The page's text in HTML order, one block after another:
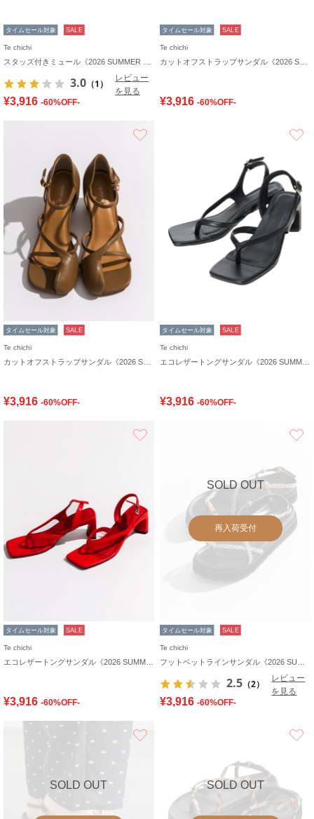
タイムセール対象 SALE
Te chichi
3.0 （1）
レビュー
を見る
¥3,916 -60%OFF-
タイムセール対象 SALE
Te chichi
¥3,916 -60%OFF-
タイムセール対象 SALE
Te chichi
¥3,916 -60%OFF-
タイムセール対象 SALE
Te chichi
¥3,916 -60%OFF-
タイムセール対象 SALE
Te chichi
¥3,916 -60%OFF-
SOLD OUT
再入荷受付
タイムセール対象 SALE
Te chichi
2.5 （2）
レビュー
を見る
¥3,916 -60%OFF-
SOLD OUT SOLD OUT